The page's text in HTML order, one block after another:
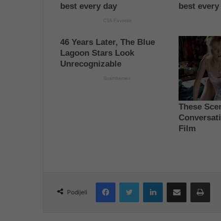
Podijeli
FacebookTwitter LinkedInShare via Email